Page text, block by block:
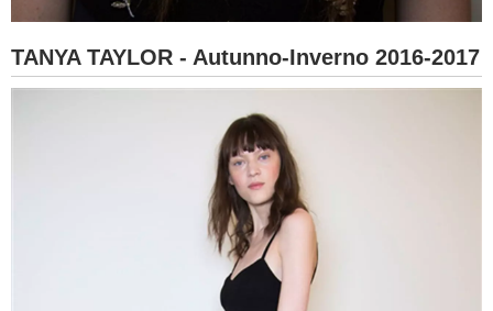
TANYA TAYLOR - Autunno-Inverno 2016-2017